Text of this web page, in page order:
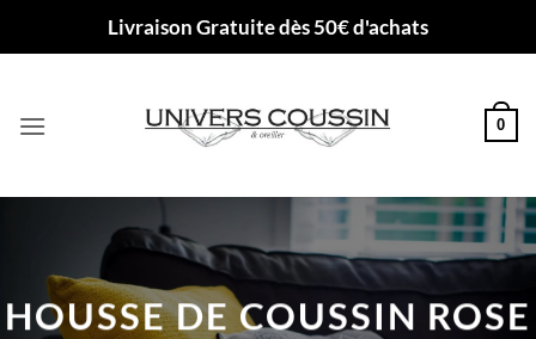
Livraison Gratuite dès 50€ d'achats
0
HOUSSE DE COUSSIN ROSE